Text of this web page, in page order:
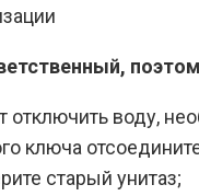
отключить воду,
ключа
старый унитаз;